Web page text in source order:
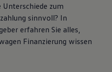
Unterschiede zum
sinnvoll? In
erfahren Sie alles,
Finanzierung wissen